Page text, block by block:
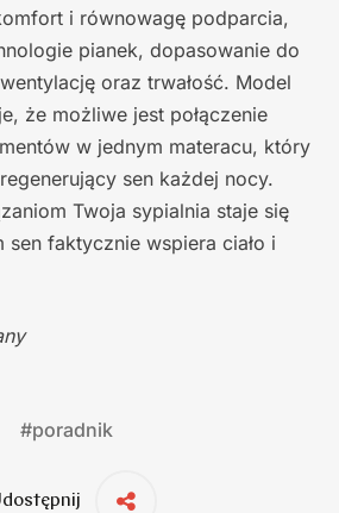
i równowagę podparcia,
pianek, dopasowanie do
oraz trwałość. Model
że możliwe jest połączenie
w jednym materacu, który
sen każdej nocy.
Twoja sypialnia staje się
faktycznie wspiera ciało i
#poradnik